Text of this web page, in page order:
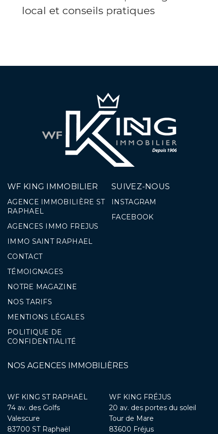
local et conseils pratiques
WF KING IMMOBILIER
AGENCE IMMOBILIÈRE ST
RAPHAEL
AGENCES IMMO FREJUS
IMMO SAINT RAPHAEL
CONTACT
TÉMOIGNAGES
NOTRE MAGAZINE
NOS TARIFS
MENTIONS LÉGALES
POLITIQUE DE
CONFIDENTIALITÉ
SUIVEZ-NOUS
INSTAGRAM
FACEBOOK
NOS AGENCES IMMOBILIÈRES
WF KING ST RAPHAËL
74 av. des Golfs
Valescure
83700 ST Raphaël
WF KING FRÉJUS
20 av. des portes du soleil
Tour de Mare
83600 Fréjus